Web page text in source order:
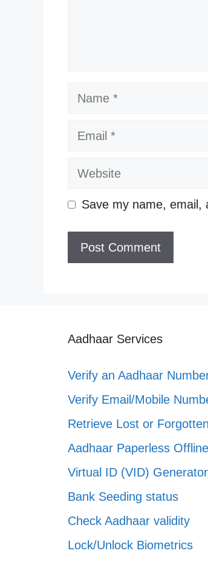
Name
Email
Website
Save my name, email,
Aadhaar Services
Verify an Aadhaar
Verify Email/Mobile
Retrieve Lost or
Aadhaar Paperless
Virtual ID (VID) Generator
Bank Seeding status
Check Aadhaar validity
Lock/Unlock Biometrics